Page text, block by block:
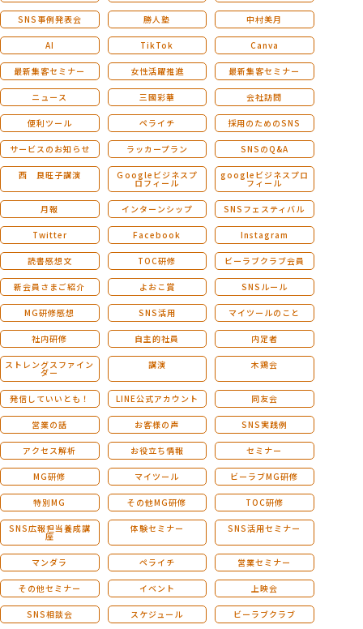
SNS事例発表会 勝人塾 中村美月
AI TikTok Canva
最新集客セミナー 女性活躍推進 最新集客セミナー
ニュース 三國彩華 会社訪問
便利ツール ペライチ 採用のためのSNS
サービスのお知らせ ラッカープラン SNSのQ&A
西 良旺子講演 Ｇoogleビジネスプ
ロフィール
googleビジネスプロ
フィール
月報 インターンシップ SNSフェスティバル
Twitter Facebook Instagram
読書感想文 TOC研修 ビーラブクラブ会員
新会員さまご紹介 よおこ賞 SNSルール
MG研修感想 SNS活用 マイツールのこと
社内研修 自主的社員 内定者
ストレングスファイン
ダー
講演 木鶏会
発信していいとも！ LINE公式アカウント 同友会
営業の話 お客様の声 SNS実践例
アクセス解析 お役立ち情報 セミナー
MG研修 マイツール ビーラブMG研修
特別MG その他MG研修 TOC研修
SNS広報担当養成講
座
体験セミナー SNS活用セミナー
マンダラ ペライチ 営業セミナー
その他セミナー イベント 上映会
SNS相談会 スケジュール ビーラブクラブ